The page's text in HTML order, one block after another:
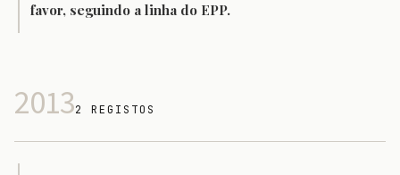
favor, seguindo a linha do EPP.
20132 REGISTOS